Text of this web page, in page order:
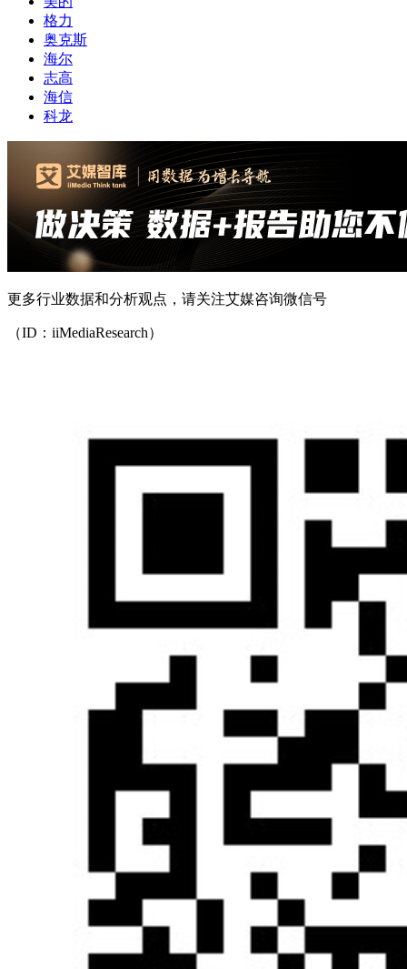
格力
奥克斯
海尔
志高
海信
科龙
更多行业数据和分析观点，请关注艾媒咨询微信号
（ID：iiMediaResearch）